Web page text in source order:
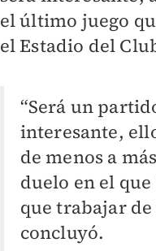
el último juego
el Estadio del
“Será un
interesante,
de menos a
duelo en el
que trabajar
concluyó.